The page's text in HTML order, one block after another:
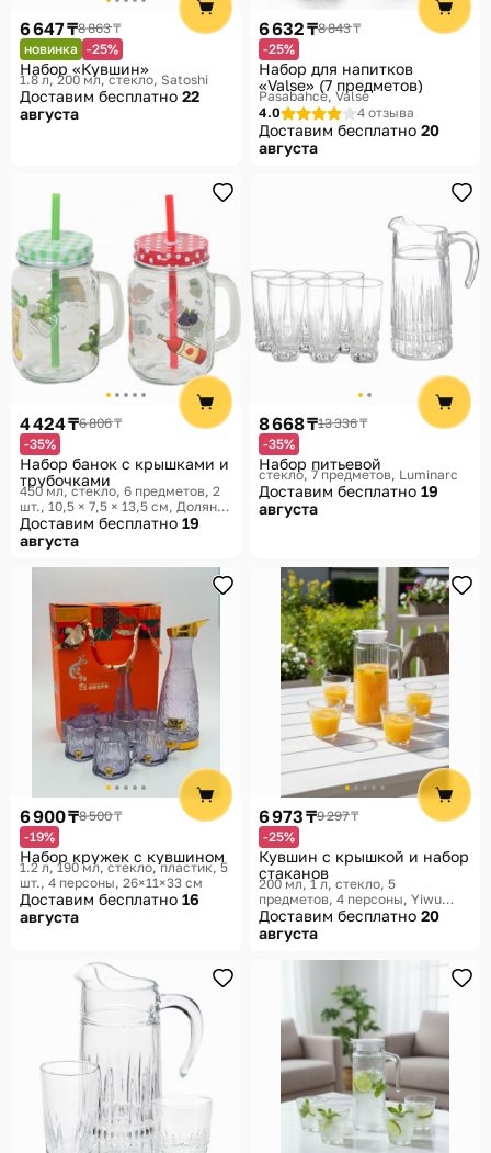
6 647 ₸8 863 ₸
новинка -25%
Набор «Кувшин»
1.8 л, 200 мл, стекло Satoshi
Доставим бесплатно 22
августа
6 632 ₸8 843 ₸
-25%
Набор для напитков
«Valse» (7 предметов)
Pasabahce, Valse
4.0
4 отзыва
Доставим бесплатно 20
августа
4 424 ₸6 806 ₸
-35%
Набор банок с крышками и
трубочками
450 мл, стекло, 6 предметов, 2
шт., 10,5 × 7,5 × 13,5 см Доляна,
Посуда для напитков с
трубочками
Доставим бесплатно 19
августа
8 668 ₸13 336 ₸
-35%
Набор питьевой
стекло, 7 предметов Luminarc
Доставим бесплатно 19
августа
6 900 ₸8 500 ₸
-19%
Набор кружек с кувшином
1.2 л, 190 мл, стекло, пластик, 5
шт., 4 персоны, 26×11×33 см
Доставим бесплатно 16
августа
6 973 ₸9 297 ₸
-25%
Кувшин с крышкой и набор
стаканов
200 мл, 1 л, стекло, 5
предметов, 4 персоны Yiwu
Duomiao Goods Purchasing
Доставим бесплатно 20
августа